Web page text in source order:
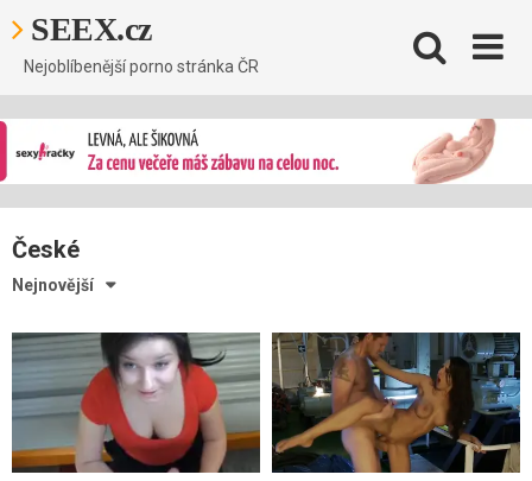
to
content
SEEX.cz
Nejoblíbenější porno stránka ČR
České
Nejnovější